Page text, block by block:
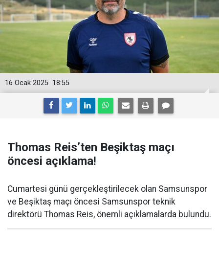
18:55
16 Ocak 2025
Thomas Reis’ten Beşiktaş maçı
öncesi açıklama!
Cumartesi günü gerçekleştirilecek olan Samsunspor
ve Beşiktaş maçı öncesi Samsunspor teknik
direktörü Thomas Reis, önemli açıklamalarda bulundu.